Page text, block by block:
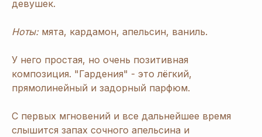
девушек.
Ноты:мята, кардамон, апельсин, ваниль.
У него простая, но очень позитивная
композиция. "Гардения" - это лёгкий,
прямолинейный и задорный парфюм.
С первых мгновений и все дальнейшее время
слышится запах сочного апельсина и